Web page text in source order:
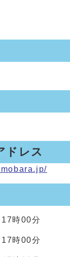
ドレス
時00分
時00分